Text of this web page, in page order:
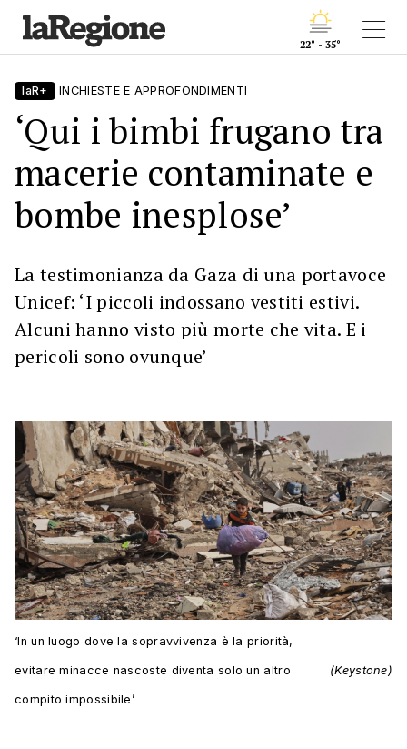
22° - 35°
laR+ INCHIESTE E APPROFONDIMENTI
‘Qui i bimbi frugano tra
macerie contaminate e
bombe inesplose’
La testimonianza da Gaza di una portavoce
Unicef: ‘I piccoli indossano vestiti estivi.
Alcuni hanno visto più morte che vita. E i
pericoli sono ovunque’
‘In un luogo dove la sopravvivenza è la priorità,
evitare minacce nascoste diventa solo un altro
compito impossibile’
(Keystone)